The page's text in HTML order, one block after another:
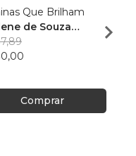
Que Brilham
de Souza
Comprar
Sem
Ana